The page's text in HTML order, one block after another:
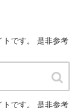
トです。 是非参考
トです。 是非参考